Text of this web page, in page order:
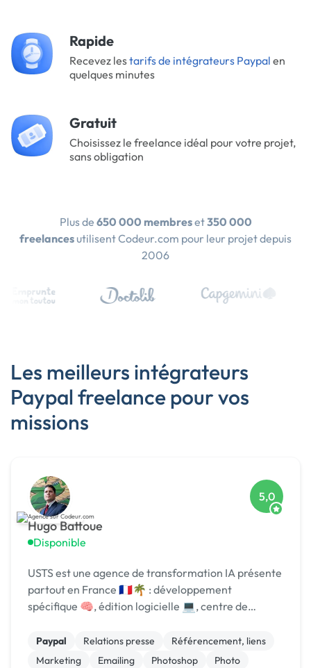
Rapide
Recevez lestarifs de intégrateurs Paypal en
quelques minutes
Gratuit
Choisissez le freelance idéal pour votre projet,
sans obligation
Plus de 650 000 membreset350 000
freelances utilisent Codeur.com pour leur projet depuis
2006
Les meilleurs intégrateurs
Paypal freelance pour vos
missions
Hugo Battoue
Disponible
5,0
USTS est une agence de transformation IA présente
partout en France 🇫🇷🌴 : développement
spécifique 🧠, édition logicielle 💻, centre de
MASQUÉE] 🏆 !
Paypal Relations presse
Référencement, liens
Marketing
Emailing Photoshop
Photo